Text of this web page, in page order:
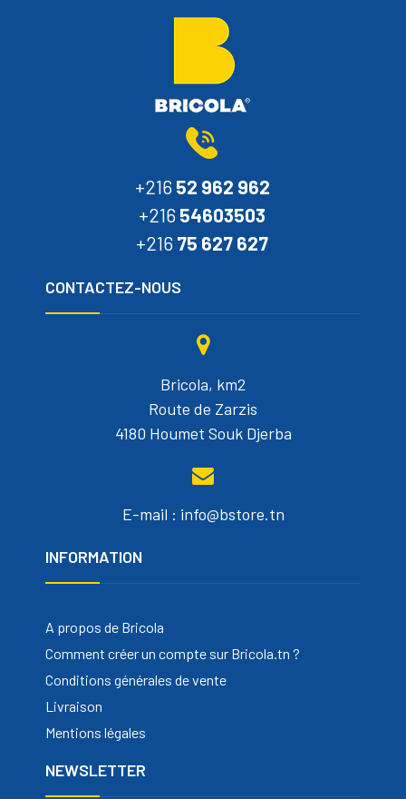
+216 52 962 962
+216 54603503
+216 75 627 627
CONTACTEZ-NOUS
Bricola, km2
Route de Zarzis
4180 Houmet Souk Djerba
E-mail : info@bstore.tn
INFORMATION
A propos de Bricola
Comment créer un compte sur Bricola.tn ?
Conditions générales de vente
Livraison
Mentions légales
NEWSLETTER